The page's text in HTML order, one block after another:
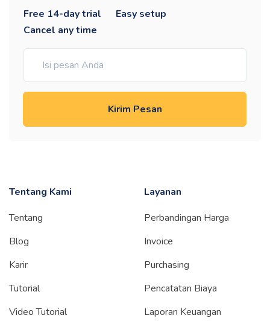
Free 14-day trial
Easy setup
Cancel any time
Kirim Pesan
Tentang Kami
Tentang
Blog
Karir
Tutorial
Video Tutorial
Layanan
Perbandingan Harga
Invoice
Purchasing
Pencatatan Biaya
Laporan Keuangan